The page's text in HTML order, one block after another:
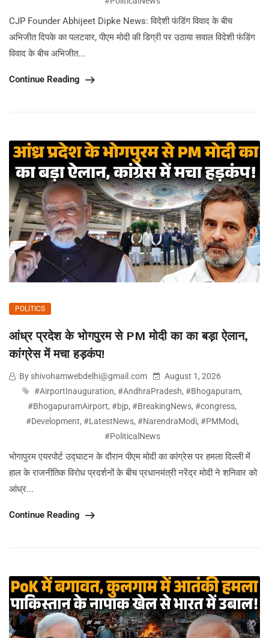
CJP Founder Abhijeet Dipke News: विदेशी फंडिंग विवाद के बीच
अभिजीत दिपके का पलटवार, पीएम मोदी की डिग्री पर उठाया सवाल विदेशी फंडिंग
विवाद के बीच अभिजीत...
Continue Reading
POLITICS
आंध्र प्रदेश के भोगपुरम से PM मोदी का का बड़ा ऐलान,
कांग्रेस में मचा हड़कंप!
By shivohamwebdelhi@gmail.com
August 1, 2026
#AirportInauguration, #AndhraPradesh, #Bhogapuram,
#BhogapuramAirport, #bjp, #BreakingNews, #congress,
#Development, #LatestNews, #NarendraModi, #PMModi,
#PoliticalNews
भोगापुरम एयरपोर्ट उद्घाटन के दौरान पीएम मोदी का कांग्रेस पर हमला दिल्ली में
हाल के राजनीतिक विरोध प्रदर्शनों के बीच प्रधानमंत्री नरेंद्र मोदी ने शनिवार को
आंध्र...
Continue Reading